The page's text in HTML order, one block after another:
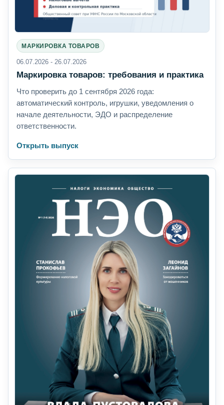
МАРКИРОВКА ТОВАРОВ
06.07.2026 - 26.07.2026
Маркировка товаров: требования и практика
Что проверить до 1 сентября 2026 года:
автоматический контроль, игрушки, уведомления о
начале деятельности, ЭДО и распределение
ответственности.
Открыть выпуск